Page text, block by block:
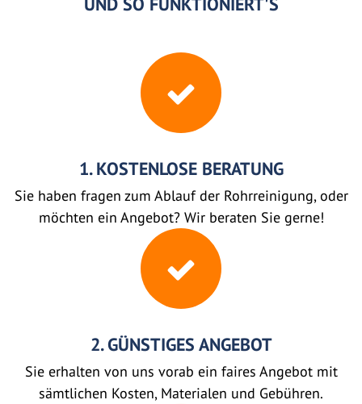
1. KOSTENLOSE BERATUNG
Sie haben fragen zum Ablauf der Rohrreinigung, oder
möchten ein Angebot? Wir beraten Sie gerne!
2. GÜNSTIGES ANGEBOT
Sie erhalten von uns vorab ein faires Angebot mit
sämtlichen Kosten, Materialen und Gebühren.